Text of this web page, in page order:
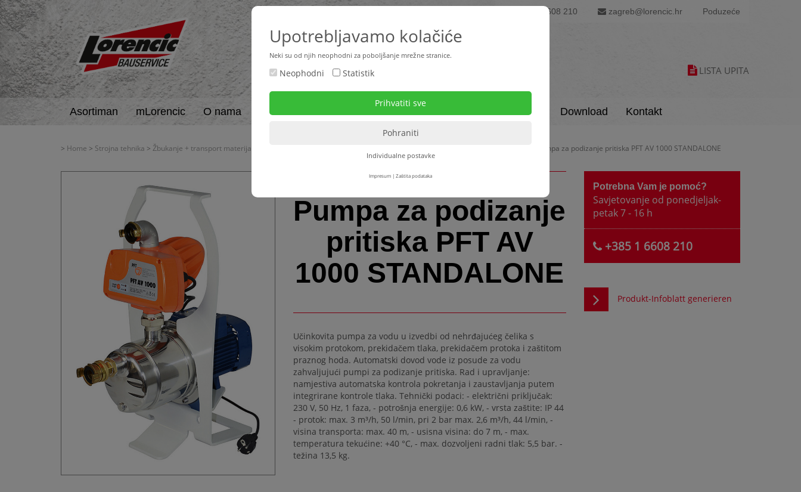
+385 1 6608 210 zagreb@lorencic.hr Poduzeće
LISTA UPITA
Asortiman mLorencic O nama Aktualno Servis Download Kontakt
> Home > Strojna tehnika > Žbukanje + transport materijala > Pumpa za podizanje pritiska PFT AV 1000 STANDALONE
Pumpa za podizanje
pritiska PFT AV
1000 STANDALONE
Učinkovita pumpa za vodu u izvedbi od nehrđajućeg čelika s
visokim protokom, prekidačem tlaka, prekidačem protoka i zaštitom
praznog hoda. Automatski dovod vode iz posude za vodu
zahvaljujući pumpi za podizanje pritiska. Rad i upravljanje:
namjestiva automatska kontrola pokretanja i zaustavljanja putem
integrirane kontrole tlaka. Tehnički podaci: - električni priključak:
230 V, 50 Hz, 1 faza, - potrošnja energije: 0,6 kW, - vrsta zaštite: IP 44
- protok: max. 3 m³/h, 50 l/min, pri 2 bar max. 2,6 m³/h, 44 l/min, -
visina transporta: max. 40 m, - usisna visina: do 7 m, - max.
temperatura tekućine: +40 °C, - max. dozvoljeni radni tlak: 5,5 bar. -
težina 13,5 kg.
Potrebna Vam je pomoć?
Savjetovanje od ponedjeljak-
petak 7 - 16 h
+385 1 6608 210
Produkt-Infoblatt generieren
Upotrebljavamo kolačiće
Neki su od njih neophodni za poboljšanje mrežne stranice.
Neophodni Statistik
Individualne postavke
Impresum | Zaštita podataka